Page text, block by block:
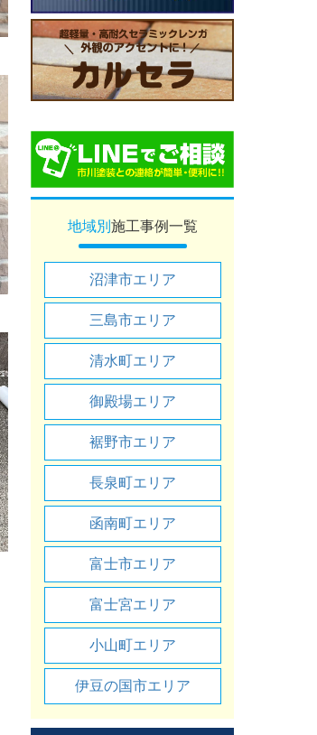
地域別 施工事例一覧
沼津市エリア
三島市エリア
清水町エリア
御殿場エリア
裾野市エリア
長泉町エリア
函南町エリア
富士市エリア
富士宮エリア
小山町エリア
伊豆の国市エリア